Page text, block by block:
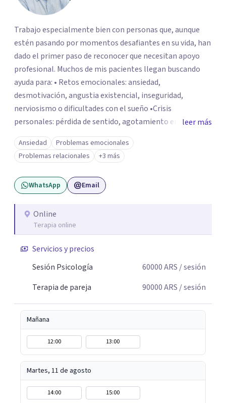
Trabajo especialmente bien con personas que, aunque
estén pasando por momentos desafiantes en su vida, han
dado el primer paso de reconocer que necesitan apoyo
profesional. Muchos de mis pacientes llegan buscando
ayuda para: • Retos emocionales: ansiedad,
desmotivación, angustia existencial, inseguridad,
nerviosismo o dificultades con el sueño •Crisis
personales: pérdida de sentido, agotamiento emocional
o dificultad para manejar transiciones vitales •Conflictos
relacionales: problemas de pareja, tensiones familiares,
desafíos laborales o dificultades en dinámicas sociales.
leer más
Ansiedad
Problemas emocionales
Problemas relacionales
+3 más
WhatsApp Email
Online
Terapia online
Servicios y precios
Sesión Psicología
60000ARS / sesión
Terapia de pareja
90000ARS / sesión
Mañana
12:00 13:00
Martes, 11 de agosto
14:00 15:00